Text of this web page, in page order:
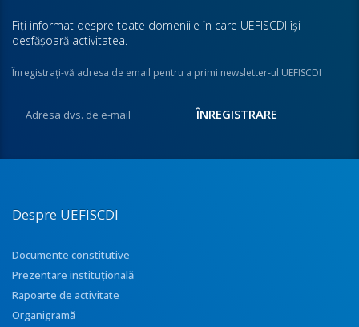
Fiţi informat despre toate domeniile în care UEFISCDI îşi
desfăşoară activitatea.
Înregistraţi-vă adresa de email pentru a primi newsletter-ul UEFISCDI
Despre UEFISCDI
Documente constitutive
Prezentare instituţională
Rapoarte de activitate
Organigramă